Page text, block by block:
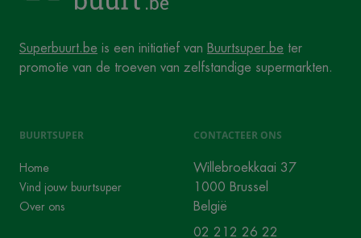
Superbuurt.be is een initiatief van Buurtsuper.be ter
promotie van de troeven van zelfstandige supermarkten.
BUURTSUPER
Home
Vind jouw buurtsuper
Over ons
CONTACTEER ONS
Willebroekkaai 37
1000 Brussel
België
02 212 26 22